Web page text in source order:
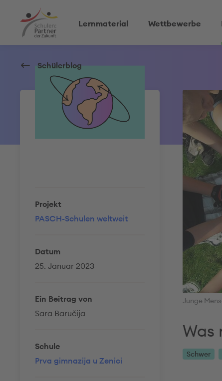
Lernmaterial Wettbewerbe
Schülerblog
Projekt
PASCH-Schulen weltweit
Datum
25. Januar 2023
Ein Beitrag von
Sara Baručija
Schule
Prva gimnazija u Zenici
Junge
Was
Schwer